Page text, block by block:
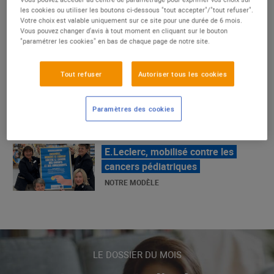
un succès
NOTRE MODÈLE
E.Leclerc, mobilisé contre les
cancers pédiatriques
NOTRE MODÈLE
LE MOUVEMENT E.LECLERC ET
SES COMBATS
NOTRE MODÈLE
« Repérage » - La nouvelle revue de
tendances de Marque Repère
ALIMENTATION DE QUALITÉ
LE DOSSIER DU MOIS
les cookies ou utiliser les boutons ci-dessous "tout accepter"/"tout refuser".
Votre choix est valable uniquement sur ce site pour une durée de 6 mois.
Vous pouvez changer d'avis à tout moment en cliquant sur le bouton
"paramétrer les cookies" en bas de chaque page de notre site.
Tout refuser Autoriser tous les cookies
Paramètres des cookies